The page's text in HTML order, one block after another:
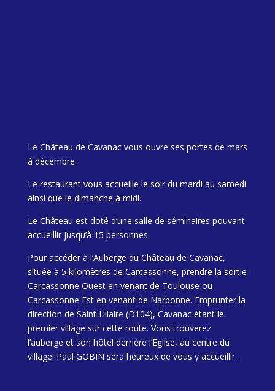
Le Château de Cavanac vous ouvre ses portes de mars
à décembre.
Le restaurant vous accueille le soir du mardi au samedi
ainsi que le dimanche à midi.
Le Château est doté d’une salle de séminaires pouvant
accueillir jusqu’à 15 personnes.
Pour accéder à l’Auberge du Château de Cavanac,
située à 5 kilomètres de Carcassonne, prendre la sortie
Carcassonne Ouest en venant de Toulouse ou
Carcassonne Est en venant de Narbonne. Emprunter la
direction de Saint Hilaire (D104), Cavanac étant le
premier village sur cette route. Vous trouverez
l’auberge et son hôtel derrière l’Eglise, au centre du
village. Paul GOBIN sera heureux de vous y accueillir.